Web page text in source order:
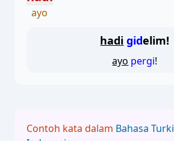
ayo
hadi gidelim!
ayo pergi!
Contoh kata dalam Bahasa Turki